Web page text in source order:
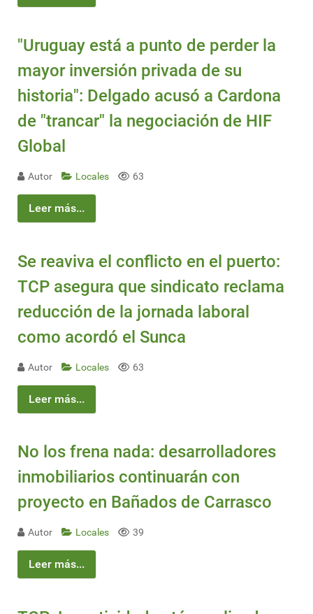
"Uruguay está a punto de perder la
mayor inversión privada de su
historia": Delgado acusó a Cardona
de "trancar" la negociación de HIF
Global
Autor Locales 63
Leer más...
Se reaviva el conflicto en el puerto:
TCP asegura que sindicato reclama
reducción de la jornada laboral
como acordó el Sunca
Autor Locales 63
Leer más...
No los frena nada: desarrolladores
inmobiliarios continuarán con
proyecto en Bañados de Carrasco
Autor Locales 39
Leer más...